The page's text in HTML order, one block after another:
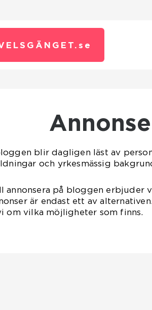
se
blir dagligen läst av
och yrkesmässig
annonsera på bloggen erbjuder
är endast ett av alternativen.
om vilka möjligheter som finns.